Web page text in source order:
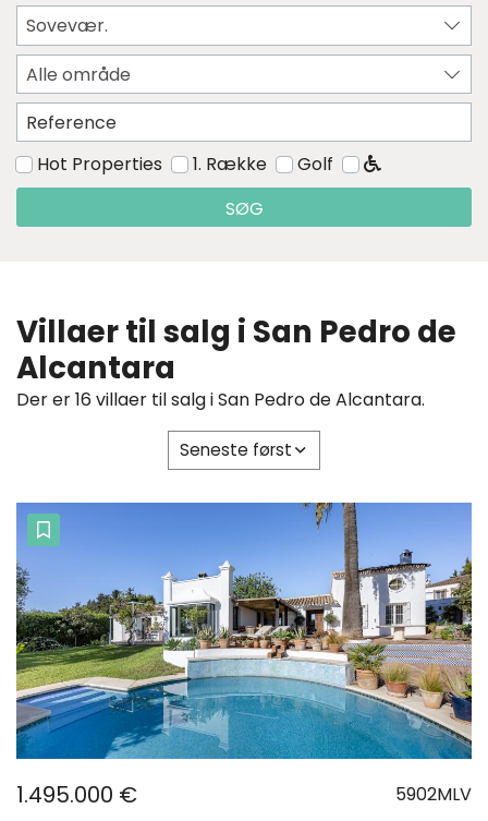
Sovevær.
Alle område
Hot Properties 1. Række
Golf
SØG
Villaer til salg i San Pedro de
Alcantara
Der er 16 villaer til salg i San Pedro de Alcantara.
Seneste først
1.495.000 € 5902MLV